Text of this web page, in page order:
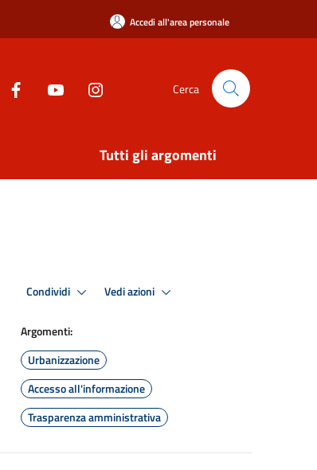
Accedi all'area personale
Cerca
Tutti gli argomenti
Condividi Vedi azioni
Argomenti:
Urbanizzazione
Accesso all'informazione
Trasparenza amministrativa